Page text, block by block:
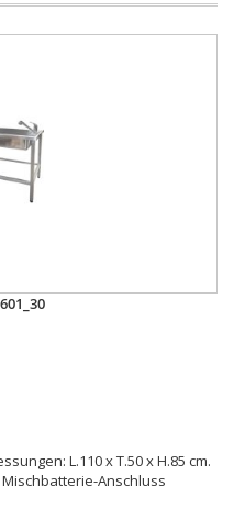
L.110 x T.50 x H.85 cm.
Anschluss